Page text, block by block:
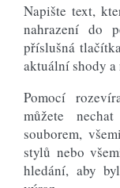
Napište text,
nahrazení do
příslušná
aktuální shody a
Pomocí
můžete
souborem,
stylů nebo
hledání, aby